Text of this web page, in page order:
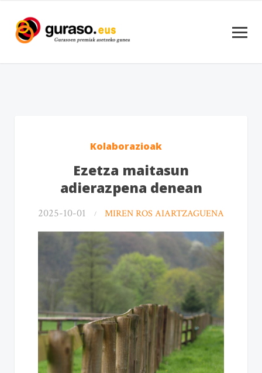
Kolaborazioak
Ezetza maitasun
adierazpena denean
2025-10-01 MIREN ROS AIARTZAGUENA